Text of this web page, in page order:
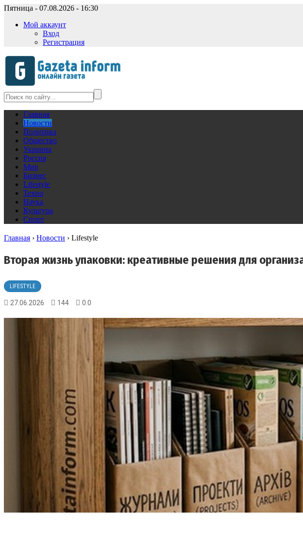
Пятница - 07.08.2026 - 16:30
Мой аккаунт
Вход
Регистрация
Главная
Новости
Политика
Общество
Украина
Россия
Мир
Бизнес
Lifestyle
Техно
Наука
Культура
Спорт
Главная › Новости › Lifestyle
Вторая жизнь упаковки: креативные решения для
LIFESTYLE
27.06.2026 144 0.0